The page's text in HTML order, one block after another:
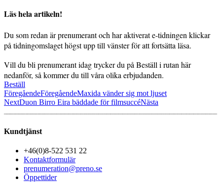
Läs hela artikeln!
Du som redan är prenumerant och har aktiverat e-tidningen klickar
på tidningomslaget högst upp till vänster för att fortsätta läsa.
Vill du bli prenumerant idag trycker du på Beställ i rutan här
nedanför, så kommer du till våra olika erbjudanden.
Beställ
FöregåendeFöregåendeMaxida vänder sig mot ljuset
NextDuon Birro Eira bäddade för filmsuccéNästa
Kundtjänst
+46(0)8-522 531 22
Kontaktformulär
prenumeration@preno.se
Öppettider